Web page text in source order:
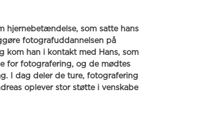
som satte hans
på
han i kontakt med Hans, som
og de mødtes
deler de ture, fotografering
stor støtte i venskabet.